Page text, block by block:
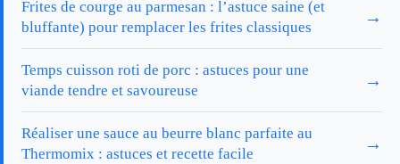
Frites de courge au parmesan : l’astuce saine (et
bluffante) pour remplacer les frites classiques
→
Temps cuisson roti de porc : astuces pour une
viande tendre et savoureuse
→
Réaliser une sauce au beurre blanc parfaite au
Thermomix : astuces et recette facile
→